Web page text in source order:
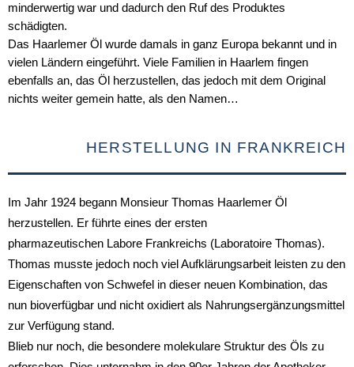
minderwertig war und dadurch den Ruf des Produktes
schädigten.
Das Haarlemer Öl wurde damals in ganz Europa bekannt und in
vielen Ländern eingeführt. Viele Familien in Haarlem fingen
ebenfalls an, das Öl herzustellen, das jedoch mit dem Original
nichts weiter gemein hatte, als den Namen…
HERSTELLUNG IN FRANKREICH
Im Jahr 1924 begann Monsieur Thomas Haarlemer Öl
herzustellen. Er führte eines der ersten
pharmazeutischen Labore Frankreichs (Laboratoire Thomas).
Thomas musste jedoch noch viel Aufklärungsarbeit leisten zu den
Eigenschaften von Schwefel in dieser neuen Kombination, das
nun bioverfügbar und nicht oxidiert als Nahrungsergänzungsmittel
zur Verfügung stand.
Blieb nur noch, die besondere molekulare Struktur des Öls zu